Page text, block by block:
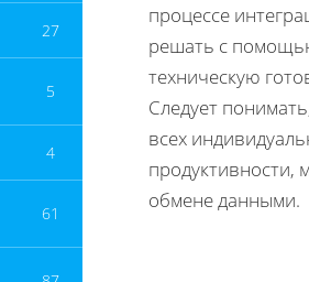
27
5
4
61
процессе
решать с
техническую
Следует
всех
продуктивности,
обмене данными.